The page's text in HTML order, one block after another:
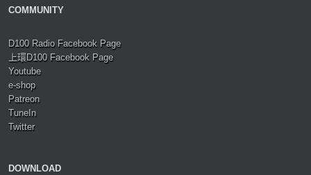
COMMUNITY
D100 Radio Facebook Page
上環D100 Facebook Page
Youtube
e-shop
Patreon
TuneIn
Twitter
DOWNLOAD